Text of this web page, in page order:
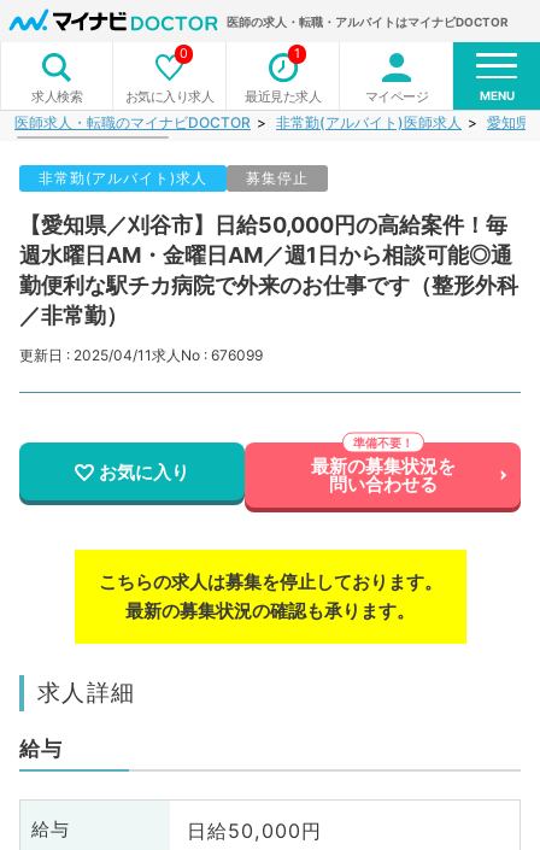
医師の求人・転職・アルバイトはマイナビDOCTOR
求人検索 お気に入り求人
0
最近見た求人
1
マイページ MENU
医師求人・転職のマイナビDOCTOR 非常勤(アルバイト)医師求人 愛知県
非常勤(アルバイト)求人 募集停止
【愛知県／刈谷市】日給50,000円の高給案件！毎
週水曜日AM・金曜日AM／週1日から相談可能◎通
勤便利な駅チカ病院で外来のお仕事です（整形外科
／非常勤）
更新日 : 2025/04/11求人No : 676099
お気に入り 最新の募集状況を
問い合わせる
こちらの求人は募集を停止しております。
最新の募集状況の確認も承ります。
求人詳細
給与
給与 日給50,000円